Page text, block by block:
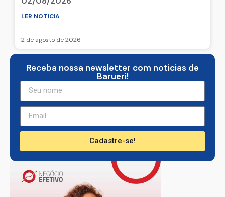
LER NOTICIA
2 de agosto de 2026
Receba nossa newsletter com noticias de
Barueri!
Cadastre-se!